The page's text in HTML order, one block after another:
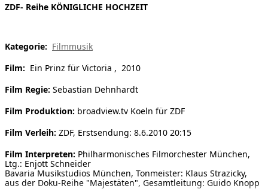
english
ZDF- Reihe KÖNIGLICHE HOCHZEIT
Kategorie: Filmmusik
Film: Ein Prinz für Victoria , 2010
Film Regie: Sebastian Dehnhardt
Film Produktion: broadview.tv Koeln für ZDF
Film Verleih: ZDF, Erstsendung: 8.6.2010 20:15
Film Interpreten: Philharmonisches Filmorchester München,
Ltg.: Enjott Schneider
Bavaria Musikstudios München, Tonmeister: Klaus Strazicky,
aus der Doku-Reihe "Majestäten", Gesamtleitung: Guido Knopp